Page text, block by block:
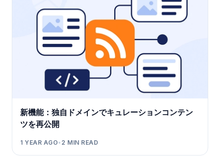
新機能：独自ドメインでキュレーションコンテン
ツを再公開
1 YEAR AGO• 2 MIN READ